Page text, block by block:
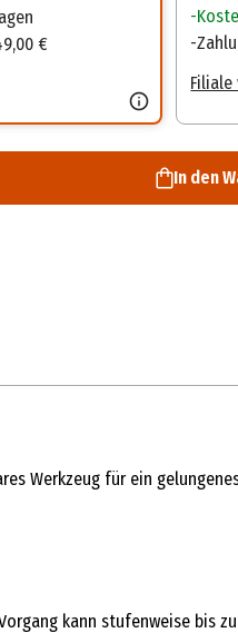
€
Filiale
In den
Werkzeug für ein
kann stufenweise bis